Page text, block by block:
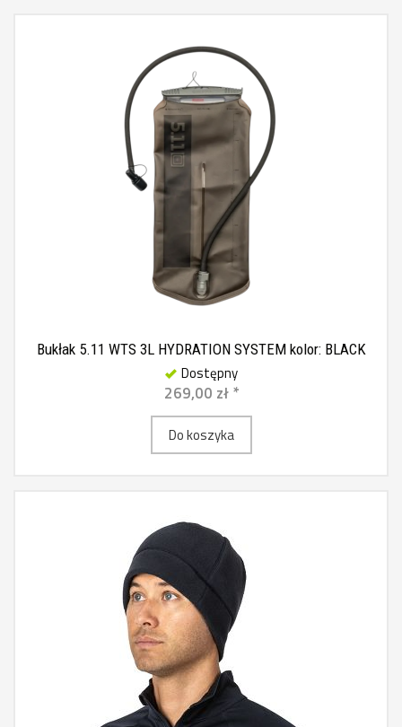
Bukłak 5.11 WTS 3L HYDRATION SYSTEM kolor: BLACK
Dostępny
269,00 zł *
Do koszyka